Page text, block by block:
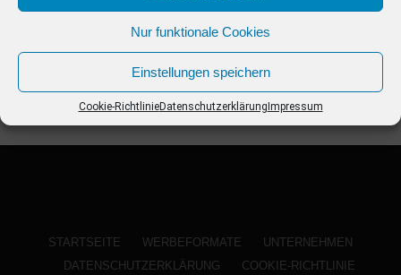
Nur funktionale Cookies
Einstellungen speichern
Cookie-RichtlinieDatenschutzerklärung Impressum
STARTSEITE WERBEFORMATE
UNTERNEHMEN
DATENSCHUTZERKLÄRUNG
COOKIE-RICHTLINIE